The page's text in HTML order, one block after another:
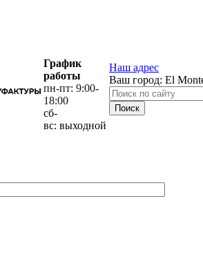
График
работы
пн-пт: 9:00-
18:00
сб-
вс: выходной
Наш адрес
Ваш город: El